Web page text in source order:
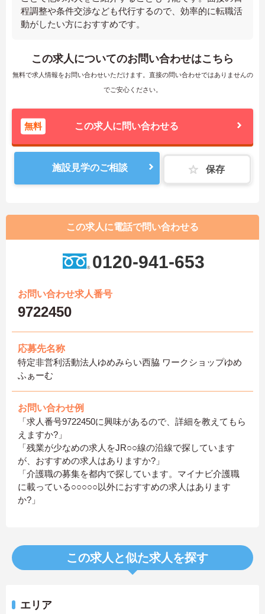
程調整や条件交渉なども代行するので、効率的に転職活
動がしたい方におすすめです。
この求人についてのお問い合わせはこちら
無料で求人情報をお問い合わせいただけます。直接の問い合わせではありませんの
でご安心ください。
無料 この求人に問い合わせる
施設見学のご相談 保存
この求人に電話で問い合わせる
0120-941-653
お問い合わせ求人番号
9722450
応募先名称
特定非営利活動法人ゆめみらい西脇 ワークショップゆめ
ふぁーむ
お問い合わせ例
「求人番号9722450に興味があるので、詳細を教えてもら
えますか?」
「残業が少なめの求人をJR○○線の沿線で探しています
が、おすすめの求人はありますか?」
「介護職の募集を都内で探しています。マイナビ介護職
に載っている○○○○○以外におすすめの求人はあります
か?」
この求人と似た求人を探す
エリア